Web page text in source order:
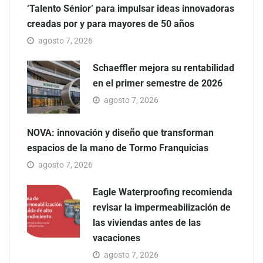
‘Talento Sénior’ para impulsar ideas innovadoras
creadas por y para mayores de 50 años
agosto 7, 2026
Schaeffler mejora su rentabilidad
en el primer semestre de 2026
agosto 7, 2026
NOVA: innovación y diseño que transforman
espacios de la mano de Tormo Franquicias
agosto 7, 2026
Eagle Waterproofing recomienda
revisar la impermeabilización de
las viviendas antes de las
vacaciones
agosto 7, 2026